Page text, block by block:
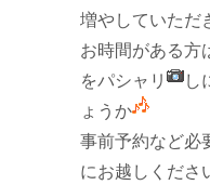
増やしていただ
お時間がある方
をパシャリ
し
ょうか
事前予約など必
にお越しくださ